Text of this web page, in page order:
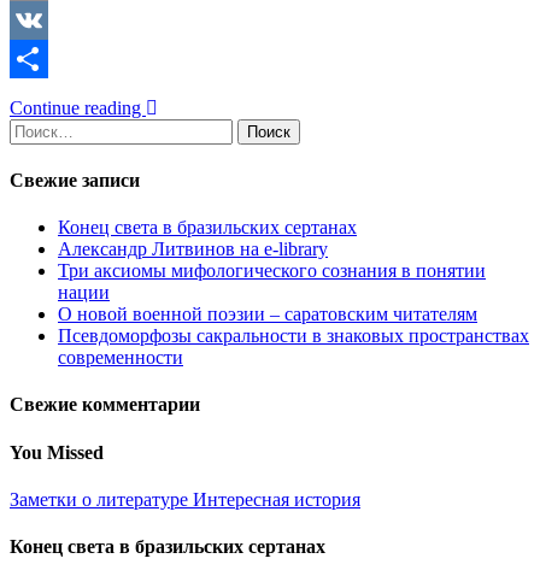
Copy
Link
VK
Отправить
Continue reading
Найти:
Свежие записи
Конец света в бразильских сертанах
Александр Литвинов на e-library
Три аксиомы мифологического сознания в понятии
нации
О новой военной поэзии – саратовским читателям
Псевдоморфозы сакральности в знаковых пространствах
современности
Свежие комментарии
You Missed
Заметки о литературе Интересная история
Конец света в бразильских сертанах